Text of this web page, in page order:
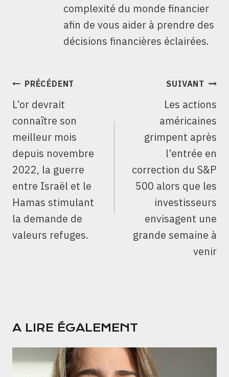
complexité du monde financier
afin de vous aider à prendre des
décisions financières éclairées.
NAVIGATION
L’ARTICLE
PRÉCÉDENT
L’or devrait
connaître son
meilleur mois
depuis novembre
2022, la guerre
entre Israël et le
Hamas stimulant
la demande de
valeurs refuges.
SUIVANT
Les actions
américaines
grimpent après
l’entrée en
correction du S&P
500 alors que les
investisseurs
envisagent une
grande semaine à
venir
A LIRE ÉGALEMENT